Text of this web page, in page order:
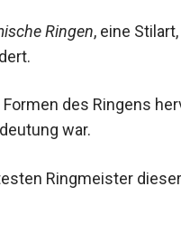
Ringen , eine
des Ringens
war.
Ringmeister